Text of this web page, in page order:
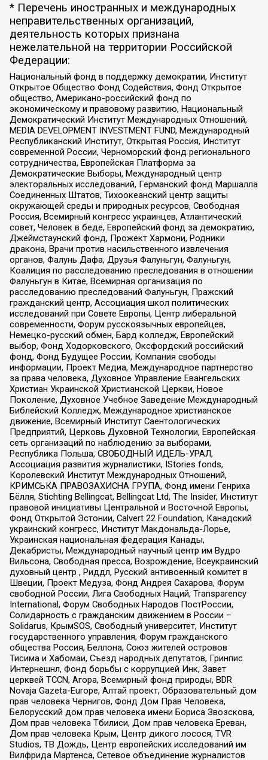
* Перечень иностранных и международных
неправительственных организаций,
деятельность которых признана
нежелательной на территории Российской
Федерации:
Национальный фонд в поддержку демократии, Институт
Открытое Общество Фонд Содействия, Фонд Открытое
общество, Американо-российский фонд по
экономическому и правовому развитию, Национальный
Демократический Институт Международных Отношений,
MEDIA DEVELOPMENT INVESTMENT FUND, Международный
Республиканский Институт, Открытая Россия, Институт
современной России, Черноморский фонд регионального
сотрудничества, Европейская Платформа за
Демократические Выборы, Международный центр
электоральных исследований, Германский фонд Маршалла
Соединенных Штатов, Тихоокеанский центр защиты
окружающей среды и природных ресурсов, Свободная
Россия, Всемирный конгресс украинцев, Атлантический
совет, Человек в беде, Европейский фонд за демократию,
Джеймстаунский фонд, Прожект Хармони, Родники
дракона, Врачи против насильственного извлечения
органов, Фалунь Дафа, Друзья Фалуньгун, Фалуньгун,
Коалиция по расследованию преследования в отношении
Фалуньгун в Китае, Всемирная организация по
расследованию преследований Фалуньгун, Пражский
гражданский центр, Ассоциация школ политических
исследований при Совете Европы, Центр либеральной
современности, Форум русскоязычных европейцев,
Немецко-русский обмен, Бард колледж, Европейский
выбор, Фонд Ходорковского, Оксфордский российский
фонд, Фонд Будущее России, Компания свободы
информации, Проект Медиа, Международное партнерство
за права человека, Духовное Управление Евангельских
Христиан Украинской Христианской Церкви, Новое
Поколение, Духовное Учебное Заведение Международный
Библейский Колледж, Международное христианское
движение, Всемирный Институт Саентологических
Предприятий, Церковь Духовной Технологии, Европейская
сеть организаций по наблюдению за выборами,
Республика Польша, СВОБОДНЫЙ ИДЕЛЬ-УРАЛ,
Ассоциация развития журналистики, IStories fonds,
Королевский Институт Международных Отношений,
КРИМСЬКА ПРАВОЗАХИСНА ГРУПА, Фонд имени Генриха
Бёлля, Stichting Bellingcat, Bellingcat Ltd, The Insider, Институт
правовой инициативы Центральной и Восточной Европы,
Фонд Открытой Эстонии, Calvert 22 Foundation, Канадский
украинский конгресс, Институт Макдональда-Лорье,
Украинская национальная федерация Канады,
Декабристы, Международный научный центр им Вудро
Вильсона, Свободная пресса, Возрождение, Всеукраинский
духовный центр , Риддл, Русский антивоенный комитет в
Швеции, Проект Медуза, Фонд Андрея Сахарова, Форум
свободной России, Лига Свободных Наций, Transparеncy
International, Форум Свободных Народов ПостРоссии,
Солидарность с гражданским движением в России –
Solidarus, КрымSOS, Свободный университет, Институт
государственного управления, Форум гражданского
общества Россия, Беллона, Союз жителей островов
Тисима и Хабомаи, Съезд народных депутатов, Гринпис
Интернешнл, Фонд борьбы с коррупцией Инк, Завет
церквей TCCN, Агора, Всемирный фонд природы, BDR
Novaja Gazeta-Europe, Алтай проект, Образовательный дом
прав человека Чернигов, Фонд Дом Прав Человека,
Белорусский дом прав человека имени Бориса Звозскова,
Дом прав человека Тбилиси, Дом прав человека Ереван,
Дом прав человека Крым, Центр дикого лосося, TVR
Studios, ТВ Дождь, Центр европейских исследований им
Вилфрида Мартенса, Сетевое объединение журналистов